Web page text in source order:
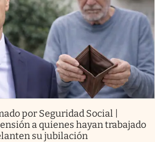
por Seguridad Social |
a quienes hayan trabajado
su jubilación